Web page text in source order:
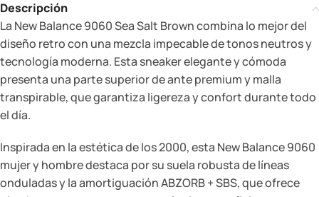
Descripción
La New Balance 9060 Sea Salt Brown combina lo mejor del
diseño retro con una mezcla impecable de tonos neutros y
tecnología moderna. Esta sneaker elegante y cómoda
presenta una parte superior de ante premium y malla
transpirable, que garantiza ligereza y confort durante todo
el día.
Inspirada en la estética de los 2000, esta New Balance 9060
mujer y hombre destaca por su suela robusta de líneas
onduladas y la amortiguación ABZORB + SBS, que ofrece